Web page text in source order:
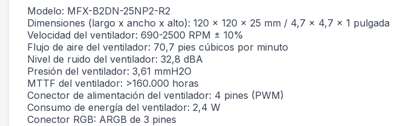
Modelo: MFX-B2DN-25NP2-R2
Dimensiones (largo x ancho x alto): 120 x 120 x 25 mm / 4,7 x 4,7 x 1 pulgada
Velocidad del ventilador: 690-2500 RPM ± 10%
Flujo de aire del ventilador: 70,7 pies cúbicos por minuto
Nivel de ruido del ventilador: 32,8 dBA
Presión del ventilador: 3,61 mmH2O
MTTF del ventilador: >160.000 horas
Conector de alimentación del ventilador: 4 pines (PWM)
Consumo de energía del ventilador: 2,4 W
Conector RGB: ARGB de 3 pines